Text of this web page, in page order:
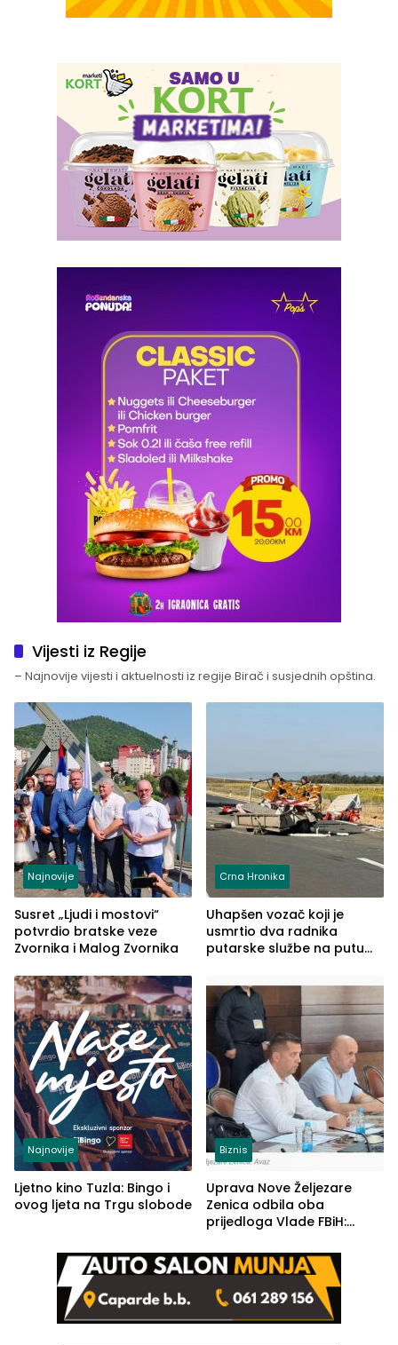
Vijesti iz Regije
– Najnovije vijesti i aktuelnosti iz regije Birač i susjednih opština.
Najnovije
Susret „Ljudi i mostovi“
potvrdio bratske veze
Zvornika i Malog Zvornika
Crna Hronika
Uhapšen vozač koji je
usmrtio dva radnika
putarske službe na putu
(FOTO)
Najnovije
Ljetno kino Tuzla: Bingo i
ovog ljeta na Trgu slobode
Biznis
Uprava Nove Željezare
Zenica odbila oba
prijedloga Vlade FBiH:
rješenje